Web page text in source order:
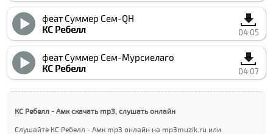
феат Суммер Cем-QН
КC Ребелл
04:05
феат Суммер Cем-Мурcиелаго
КC Ребелл
04:07
КC Ребелл - Амк скачать mp3, слушать онлайн
Слушайте КC Ребелл - Амк mp3 онлайн на mp3muzik.ru или